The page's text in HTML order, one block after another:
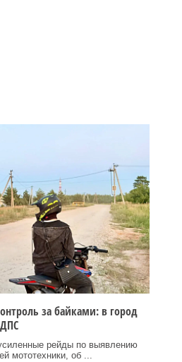
за байками: в город
рейды по выявлению
мототехники, об ...